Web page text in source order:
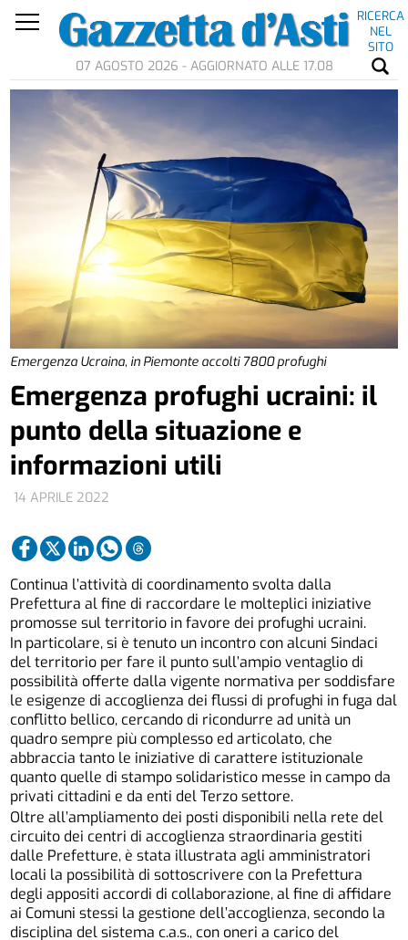
RICERCA
NEL
SITO
07 AGOSTO 2026 - AGGIORNATO ALLE 17.08
Emergenza Ucraina, in Piemonte accolti 7800 profughi
14 APRILE 2022
Emergenza profughi ucraini: il
punto della situazione e
informazioni utili
Continua l’attività di coordinamento svolta dalla
Prefettura al fine di raccordare le molteplici iniziative
promosse sul territorio in favore dei profughi ucraini.
In particolare, si è tenuto un incontro con alcuni Sindaci
del territorio per fare il punto sull’ampio ventaglio di
possibilità offerte dalla vigente normativa per soddisfare
le esigenze di accoglienza dei flussi di profughi in fuga dal
conflitto bellico, cercando di ricondurre ad unità un
quadro sempre più complesso ed articolato, che
abbraccia tanto le iniziative di carattere istituzionale
quanto quelle di stampo solidaristico messe in campo da
privati cittadini e da enti del Terzo settore.
Oltre all’ampliamento dei posti disponibili nella rete del
circuito dei centri di accoglienza straordinaria gestiti
dalle Prefetture, è stata illustrata agli amministratori
locali la possibilità di sottoscrivere con la Prefettura
degli appositi accordi di collaborazione, al fine di affidare
ai Comuni stessi la gestione dell’accoglienza, secondo la
disciplina del sistema c.a.s., con oneri a carico del